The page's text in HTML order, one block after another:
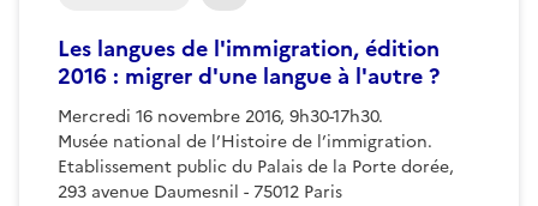
Les langues de l'immigration, édition
2016 : migrer d'une langue à l'autre ?
Mercredi 16 novembre 2016, 9h30-17h30.
Musée national de l’Histoire de l’immigration.
Etablissement public du Palais de la Porte dorée,
293 avenue Daumesnil - 75012 Paris